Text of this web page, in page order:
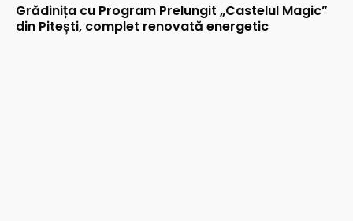
Grădinița cu Program Prelungit „Castelul Magic”
din Pitești, complet renovată energetic